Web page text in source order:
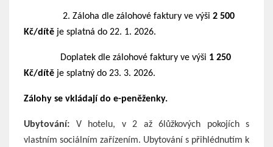
2. Záloha dle zálohové faktury ve výši 2 500
Kč/dítě je splatná do 22. 1. 2026.
Doplatek dle zálohové faktury ve výši 1 250
Kč/dítě je splatný do 23. 3. 2026.
Zálohy se vkládají do e-peněženky.
Ubytování: V hotelu, v 2 až 6lůžkových pokojích s
vlastním sociálním zařízením. Ubytování s přihlédnutím k